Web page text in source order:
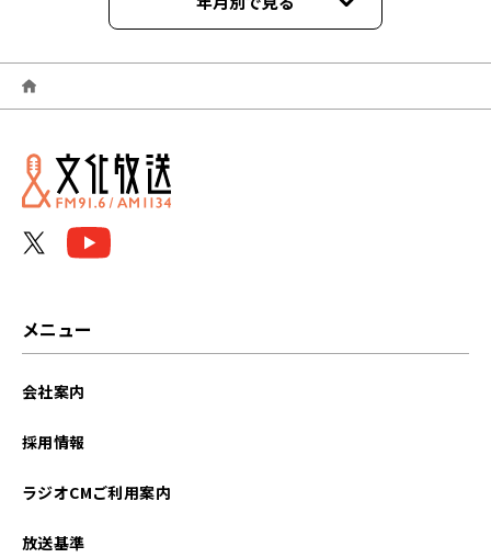
2026年05月
2026年03月
2026年02月
メニュー
会社案内
採用情報
ラジオCMご利用案内
放送基準